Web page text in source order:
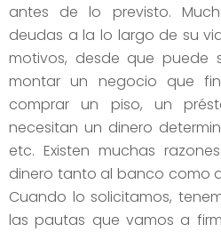
antes de lo previsto.
deudas a la lo largo de su
motivos, desde que puede
montar un negocio que
comprar un piso, un
necesitan un dinero
etc. Existen muchas
dinero tanto al banco como
Cuando lo solicitamos,
las pautas que vamos a